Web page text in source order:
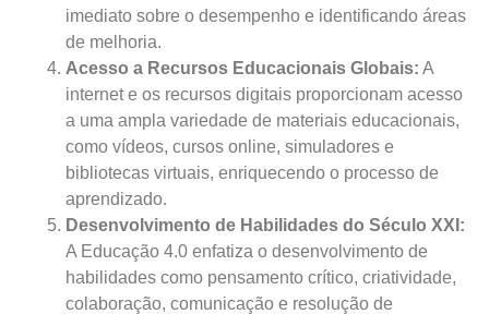
imediato sobre o desempenho e identificando áreas
de melhoria.
Acesso a Recursos Educacionais Globais: A
internet e os recursos digitais proporcionam acesso
a uma ampla variedade de materiais educacionais,
como vídeos, cursos online, simuladores e
bibliotecas virtuais, enriquecendo o processo de
aprendizado.
Desenvolvimento de Habilidades do Século XXI:
A Educação 4.0 enfatiza o desenvolvimento de
habilidades como pensamento crítico, criatividade,
colaboração, comunicação e resolução de